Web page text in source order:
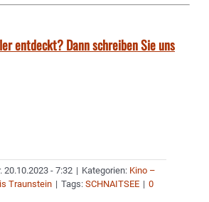
entdeckt? Dann schreiben Sie uns
20.10.2023 - 7:32 | Kategorien: Kino –
Traunstein | Tags: SCHNAITSEE | 0